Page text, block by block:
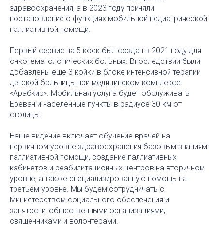
здравоохранения, а в 2023 году приняли
постановление о функциях мобильной педиатрической
паллиативной помощи.
Первый сервис на 5 коек был создан в 2021 году для
онкогематологических больных. Впоследствии были
добавлены ещё 3 койки в блоке интенсивной терапии
детской больницы при медицинском комплексе
«Арабкир». Мобильная услуга будет обслуживать
Ереван и населённые пункты в радиусе 30 км от
столицы.
Наше видение включает обучение врачей на
первичном уровне здравоохранения базовым знаниям
паллиативной помощи, создание паллиативных
кабинетов и реабилитационных центров на вторичном
уровне, а также специализированную помощь на
третьем уровне. Мы будем сотрудничать с
Министерством социального обеспечения и
занятости, общественными организациями,
священниками и волонтерами.